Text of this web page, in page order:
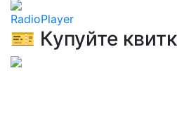
RadioPlayer
🎫 Купуйте